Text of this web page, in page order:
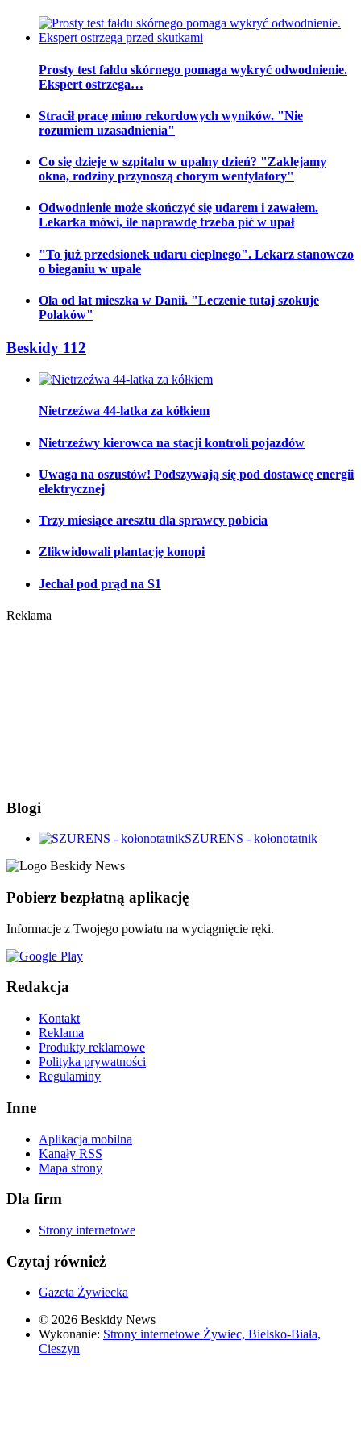
Prosty test fałdu skórnego pomaga wykryć odwodnienie.
Ekspert ostrzega…
Stracił pracę mimo rekordowych wyników. "Nie
rozumiem uzasadnienia"
Co się dzieje w szpitalu w upalny dzień? "Zaklejamy
okna, rodziny przynoszą chorym wentylatory"
Odwodnienie może skończyć się udarem i zawałem.
Lekarka mówi, ile naprawdę trzeba pić w upał
"To już przedsionek udaru cieplnego". Lekarz stanowczo
o bieganiu w upale
Ola od lat mieszka w Danii. "Leczenie tutaj szokuje
Polaków"
Beskidy 112
Nietrzeźwa 44-latka za kółkiem
Nietrzeźwy kierowca na stacji kontroli pojazdów
Uwaga na oszustów! Podszywają się pod dostawcę energii
elektrycznej
Trzy miesiące aresztu dla sprawcy pobicia
Zlikwidowali plantację konopi
Jechał pod prąd na S1
Reklama
Blogi
SZURENS - kołonotatnik
Pobierz bezpłatną aplikację
Informacje z Twojego powiatu na wyciągnięcie ręki.
Redakcja
Kontakt
Reklama
Produkty reklamowe
Polityka prywatności
Regulaminy
Inne
Aplikacja mobilna
Kanały RSS
Mapa strony
Dla firm
Strony internetowe
Czytaj również
Gazeta Żywiecka
© 2026 Beskidy News
Wykonanie: Strony internetowe Żywiec, Bielsko-Biała,
Cieszyn